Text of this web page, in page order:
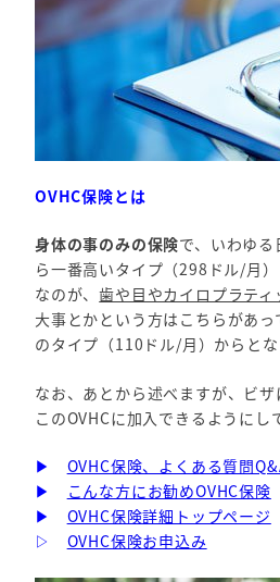
OVHC保険とは
身体の事のみの保険で、いわゆ
ら一番高いタイプ（298ドル/月
なのが、歯や目やカイロプラテ
大事とかという方はこちらがあ
のタイプ（110ドル/月）からと
なお、あとから述べますが、ビ
このOVHCに加入できるようにし
▶
OVHC保険、よくある質問
▶
こんな方にお勧めOVHC保険
▶ OVHC保険詳細トップページ
▷
OVHC保険お申込み